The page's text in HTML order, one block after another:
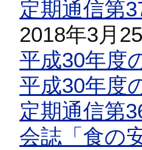
定期通信第
2018年3月
平成30年度
平成30年度
定期通信第
会誌「食の